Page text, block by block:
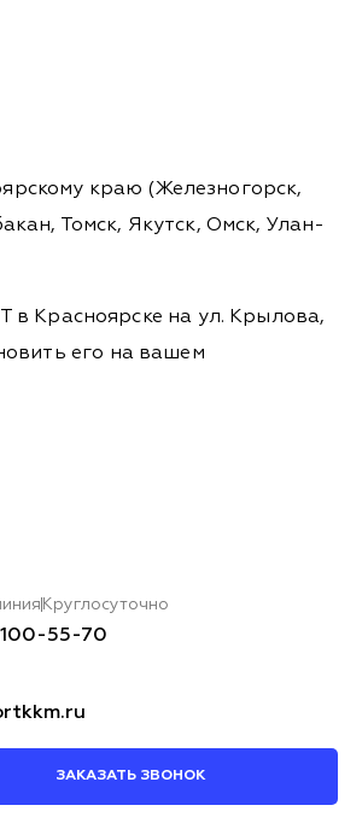
краю (Железногорск,
Томск, Якутск, Омск, Улан-
Красноярске на ул. Крылова,
его на вашем
Круглосуточно
55-70
ЗАКАЗАТЬ ЗВОНОК